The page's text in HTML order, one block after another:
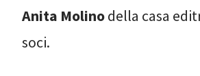
Anita Molinodella casa
soci.